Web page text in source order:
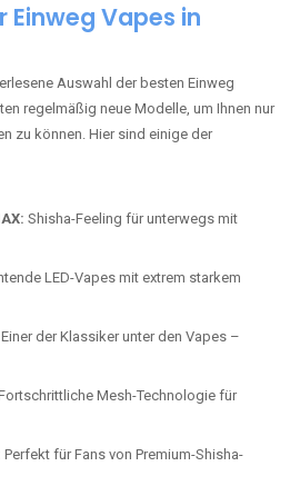
Vapes in
Auswahl der besten Einweg
regelmäßig neue Modelle, um Ihnen nur
zu können. Hier sind einige der
Shisha-Feeling für unterwegs mit
LED-Vapes mit extrem starkem
Einer der Klassiker unter den Vapes –
Mesh-Technologie für
Perfekt für Fans von Premium-Shisha-